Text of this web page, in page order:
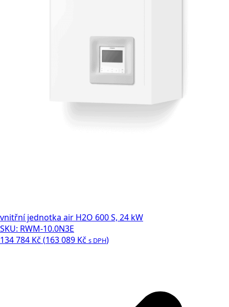
vnitřní jednotka air H2O 600 S, 24 kW
SKU: RWM-10.0N3E
134 784 Kč (163 089 Kč s DPH)